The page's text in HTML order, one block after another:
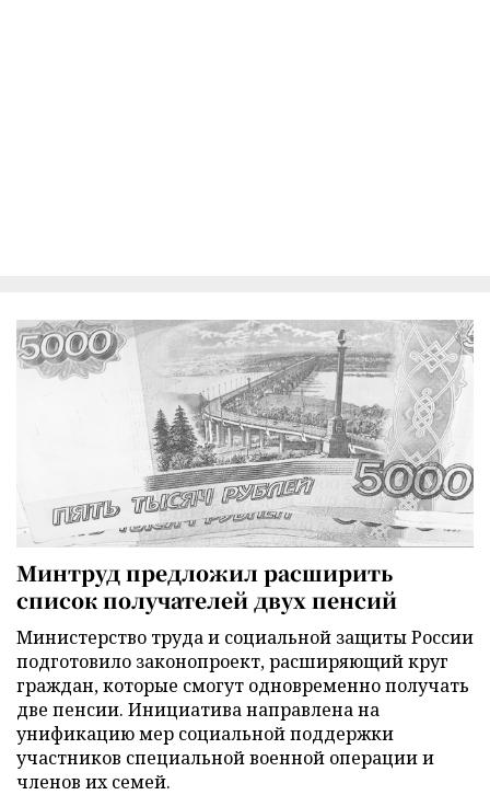
Минтруд предложил расширить
список получателей двух пенсий
Министерство труда и социальной защиты России
подготовило законопроект, расширяющий круг
граждан, которые смогут одновременно получать
две пенсии. Инициатива направлена на
унификацию мер социальной поддержки
участников специальной военной операции и
членов их семей.